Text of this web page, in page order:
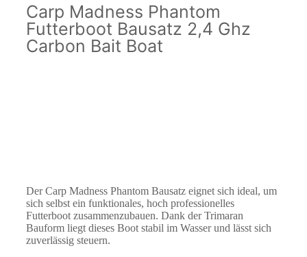
Carp Madness Phantom
Futterboot Bausatz 2,4 Ghz
Carbon Bait Boat
Der Carp Madness Phantom Bausatz eignet sich ideal, um
sich selbst ein funktionales, hoch professionelles
Futterboot zusammenzubauen. Dank der Trimaran
Bauform liegt dieses Boot stabil im Wasser und lässt sich
zuverlässig steuern.